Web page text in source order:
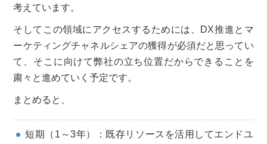
考えています。
そしてこの領域にアクセスするためには、DX推進とマ
ーケティングチャネルシェアの獲得が必須だと思ってい
て、そこに向けて弊社の立ち位置だからできることを
粛々と進めていく予定です。
まとめると、
短期（1～3年）：既存リソースを活用してエンドユ